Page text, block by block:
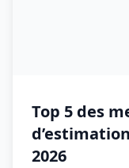
Top 5 des
2026